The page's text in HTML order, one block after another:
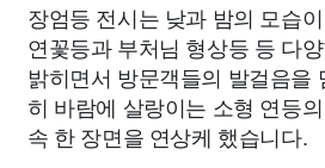
장엄등 전시는 낮과 밤의 모습
연꽃등과 부처님 형상등 등 다
밝히면서 방문객들의 발걸음을
히 바람에 살랑이는 소형 연등
속 한 장면을 연상케 했습니다.